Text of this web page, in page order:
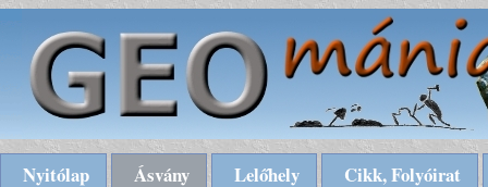
Nyitólap Ásvány Lelőhely
Cikk, Folyóirat